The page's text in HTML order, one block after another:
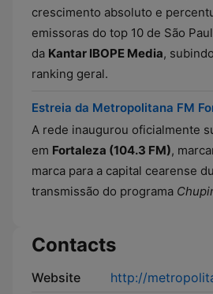
crescimento absoluto e
emissoras do top 10 de São
da Kantar IBOPE Media,
ranking geral.
Estreia da Metropolitana FM
A rede inaugurou oficialmente
em Fortaleza (104.3 FM),
marca para a capital cearense
transmissão do programa
Contacts
Website
http://